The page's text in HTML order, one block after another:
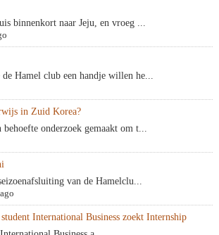
binnenkort naar Jeju, en vroeg ...
de Hamel club een handje willen he...
in Zuid Korea?
behoefte onderzoek gemaakt om t...
van de Hamelclu...
International Business zoekt Internship